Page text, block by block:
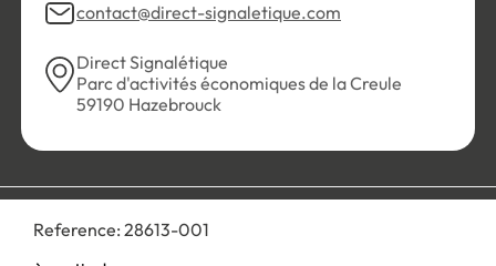
Reference: 28613-001
contact@direct-signaletique.com
Direct Signalétique
Parc d'activités économiques de la Creule
59190 Hazebrouck
Personnaliser les cookies